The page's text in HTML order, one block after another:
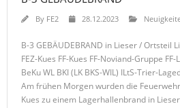
By FE2 28.12.2023
B-3 GEBÄUDEBRAND in Lieser / Ortsteil
FEZ-Kues FF-Kues FF-Noviand-Gruppe
BeKu WL BKI (LK BKS-WIL) ILtS-Trier-
Am frühen Morgen wurden die
Kues zu einem Lagerhallenbrand in